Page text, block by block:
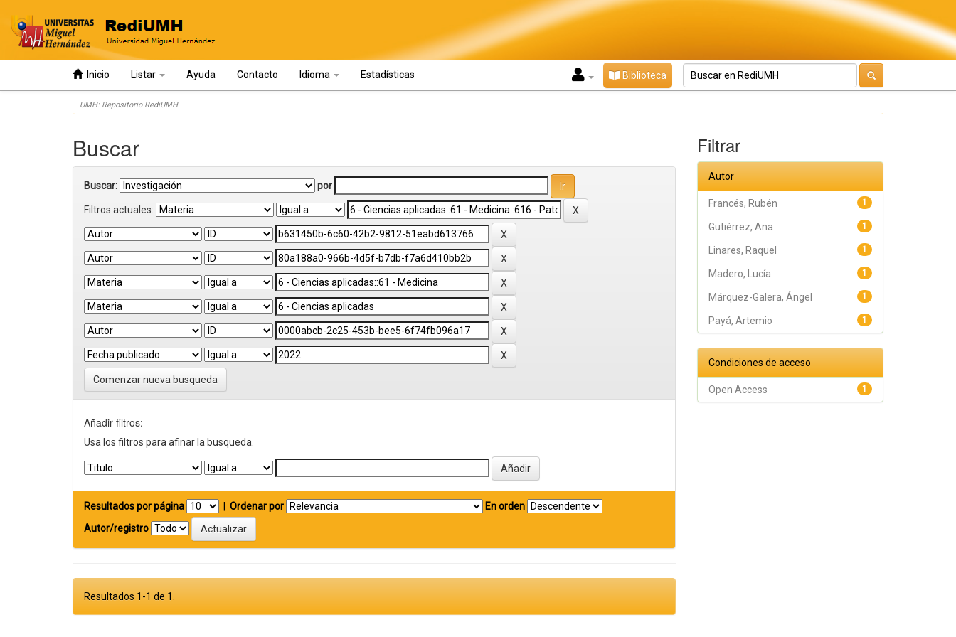
Inicio Listar Ayuda Contacto Idioma Estadísticas Biblioteca
UMH: Repositorio RediUMH
Buscar
Buscar: por
Filtros actuales:
Comenzar nueva busqueda
Añadir filtros:
Usa los filtros para afinar la busqueda.
Resultados por página Ordenar por
En orden
Autor/registro
Resultados 1-1 de 1.
Filtrar
Autor
1
Francés, Rubén
1
Gutiérrez, Ana
1
Linares, Raquel
1
Madero, Lucía
1
Márquez-Galera, Ángel
1
Payá, Artemio
Condiciones de acceso
1
Open Access